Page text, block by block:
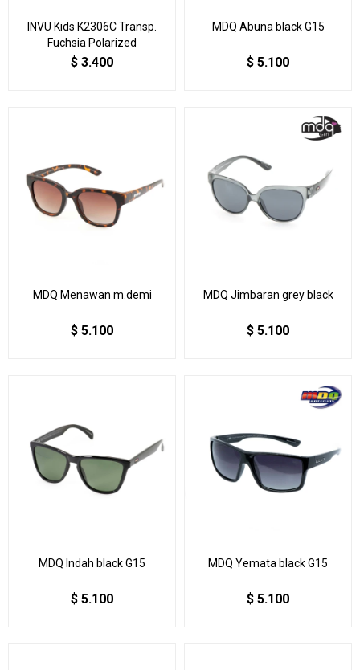
INVU Kids K2306C Transp.
Fuchsia Polarized
$ 3.400
MDQ Abuna black G15
$ 5.100
MDQ Menawan m.demi
$ 5.100
MDQ Jimbaran grey black
$ 5.100
MDQ Indah black G15
$ 5.100
MDQ Yemata black G15
$ 5.100